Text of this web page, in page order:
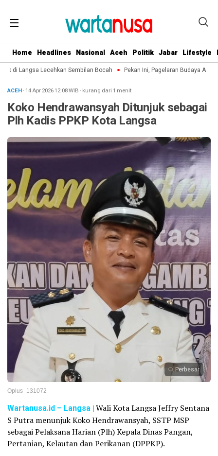
Home Headlines Nasional Aceh Politik Jabar Lifestyle
di Langsa Lecehkan Sembilan Bocah Pekan Ini, Pagelaran Budaya Aceh
ACEH· 14 Apr 202612:08WIB · kurang dari 1 menit
Koko Hendrawansyah Ditunjuk sebagai
Plh Kadis PPKP Kota Langsa
Perbesar
Oplus_131072
Wartanusa.id – Langsa | Wali Kota Langsa Jeffry Sentana
S Putra menunjuk Koko Hendrawansyah, SSTP MSP
sebagai Pelaksana Harian (Plh) Kepala Dinas Pangan,
Pertanian, Kelautan dan Perikanan (DPPKP).